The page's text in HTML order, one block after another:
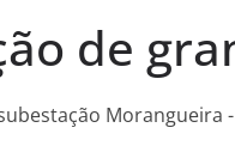
de